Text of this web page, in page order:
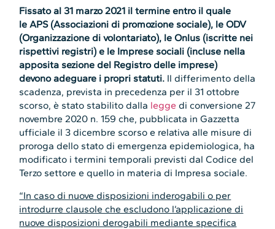
Fissato al 31 marzo 2021 il termine entro il quale
le APS (Associazioni di promozione sociale), le ODV
(Organizzazione di volontariato), le Onlus (iscritte nei
rispettivi registri) e le Imprese sociali (incluse nella
apposita sezione del Registro delle imprese)
devono adeguare i propri statuti. Il differimento della
scadenza, prevista in precedenza per il 31 ottobre
scorso, è stato stabilito dalla legge di conversione 27
novembre 2020 n. 159 che, pubblicata in Gazzetta
ufficiale il 3 dicembre scorso e relativa alle misure di
proroga dello stato di emergenza epidemiologica, ha
modificato i termini temporali previsti dal Codice del
Terzo settore e quello in materia di Impresa sociale.
“In caso di nuove disposizioni inderogabili o per
introdurre clausole che escludono l’applicazione di
nuove disposizioni derogabili mediante specifica